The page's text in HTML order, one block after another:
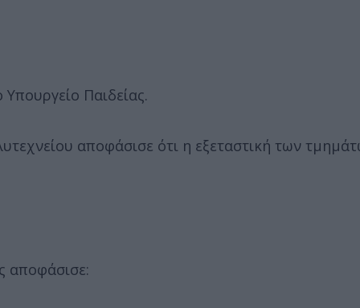
Παιδείας.
αποφάσισε ότι η εξεταστική των
αποφάσισε: